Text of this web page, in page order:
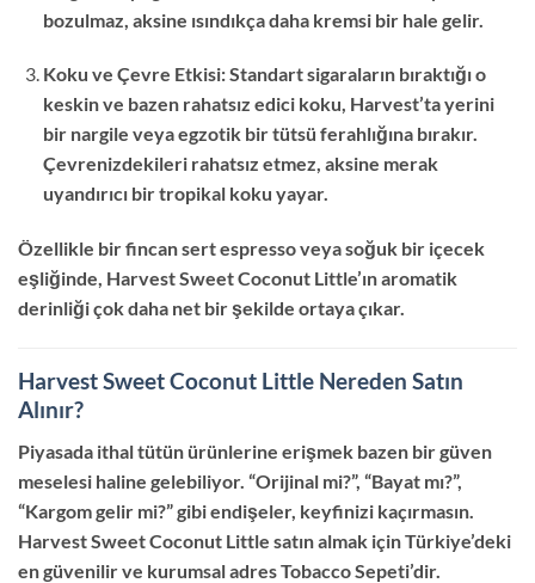
bozulmaz, aksine ısındıkça daha kremsi bir hale gelir.
Koku ve Çevre Etkisi: Standart sigaraların bıraktığı o
keskin ve bazen rahatsız edici koku, Harvest’ta yerini
bir nargile veya egzotik bir tütsü ferahlığına bırakır.
Çevrenizdekileri rahatsız etmez, aksine merak
uyandırıcı bir tropikal koku yayar.
Özellikle bir fincan sert espresso veya soğuk bir içecek
eşliğinde, Harvest Sweet Coconut Little’ın aromatik
derinliği çok daha net bir şekilde ortaya çıkar.
Harvest Sweet Coconut Little Nereden Satın
Alınır?
Piyasada ithal tütün ürünlerine erişmek bazen bir güven
meselesi haline gelebiliyor. “Orijinal mi?”, “Bayat mı?”,
“Kargom gelir mi?” gibi endişeler, keyfinizi kaçırmasın.
Harvest Sweet Coconut Little satın almak için Türkiye’deki
en güvenilir ve kurumsal adres Tobacco Sepeti’dir.